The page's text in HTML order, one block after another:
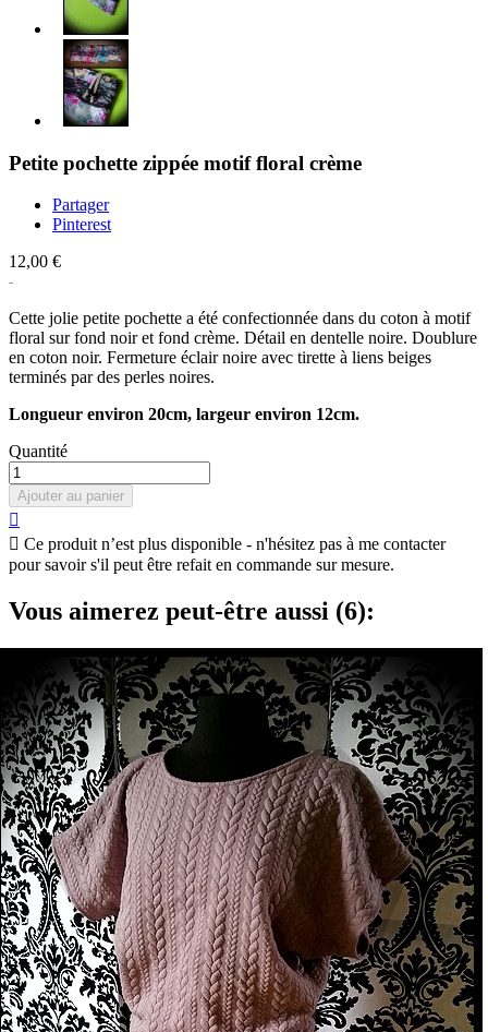
Petite pochette zippée motif floral crème
Partager
Pinterest
12,00 €
Cette jolie petite pochette a été confectionnée dans du coton à motif
floral sur fond noir et fond crème. Détail en dentelle noire. Doublure
en coton noir. Fermeture éclair noire avec tirette à liens beiges
terminés par des perles noires.
Longueur environ 20cm, largeur environ 12cm.
Quantité
Ajouter au panier

 Ce produit n’est plus disponible - n'hésitez pas à me contacter
pour savoir s'il peut être refait en commande sur mesure.
Vous aimerez peut-être aussi (6):